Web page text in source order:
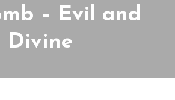
– Evil and
Divine